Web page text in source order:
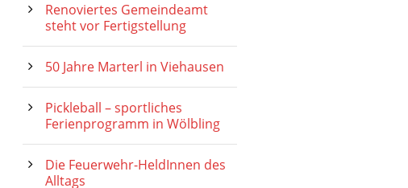
Renoviertes Gemeindeamt
steht vor Fertigstellung
50 Jahre Marterl in Viehausen
Pickleball – sportliches
Ferienprogramm in Wölbling
Die Feuerwehr-HeldInnen des
Alltags